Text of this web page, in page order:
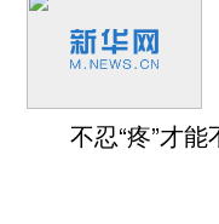
不忍“疼”才